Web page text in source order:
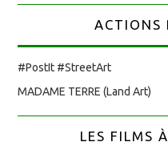
ACTIONS
#PostIt #StreetArt
MADAME TERRE (Land Art)
LES FILMS